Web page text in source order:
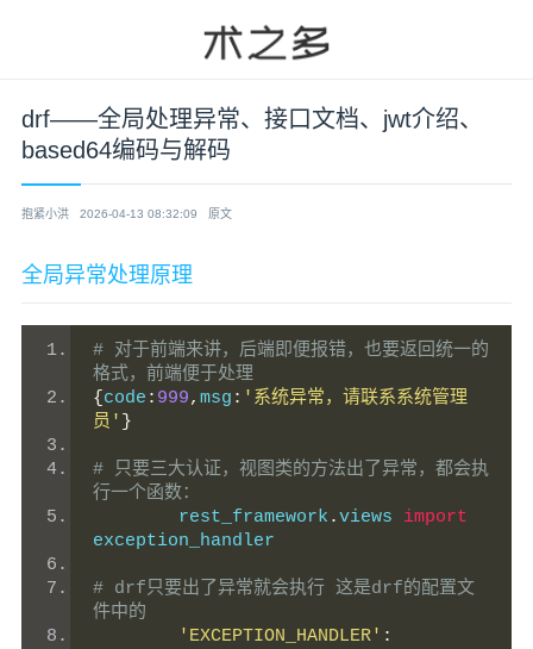
drf——全局处理异常、接口文档、jwt介绍、
based64编码与解码
抱紧小洪 2026-04-13 08:32:09 原文
全局异常处理原理
# 对于前端来讲，后端即便报错，也要返回统一的
格式，前端便于处理
{ code : 999, msg : '系统异常，请联系系统管理
员' }
# 只要三大认证，视图类的方法出了异常，都会执
行一个函数：
	rest_framework
.views import
exception_handler
# drf只要出了异常就会执行 这是drf的配置文
件中的
'EXCEPTION_HANDLER' :